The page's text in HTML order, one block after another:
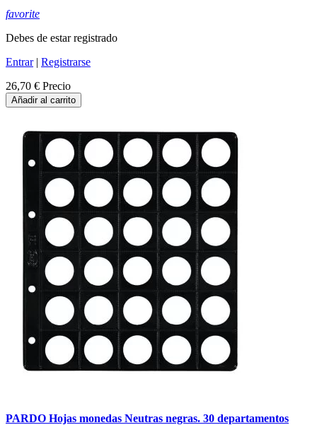
favorite
Debes de estar registrado
Entrar| Registrarse
26,70 € Precio
Añadir al carrito
PARDO Hojas monedas Neutras negras. 30 departamentos